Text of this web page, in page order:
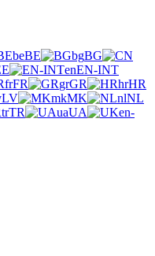
beBE bgBG
enEN-INT
frFR grGR hrHR
LV mkMK nlNL
trTR uaUA
en-